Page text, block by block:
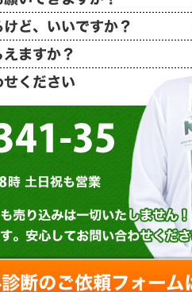
0120-
営業時間 : 午